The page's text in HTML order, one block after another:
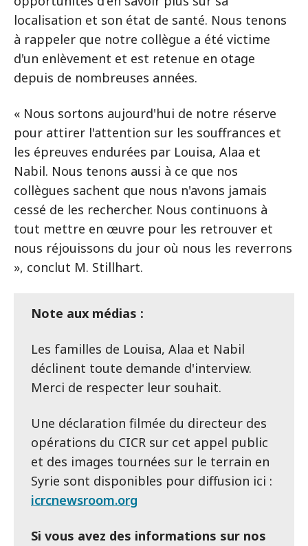
localisation et son état de santé. Nous tenons
à rappeler que notre collègue a été victime
d'un enlèvement et est retenue en otage
depuis de nombreuses années.
« Nous sortons aujourd'hui de notre réserve
pour attirer l'attention sur les souffrances et
les épreuves endurées par Louisa, Alaa et
Nabil. Nous tenons aussi à ce que nos
collègues sachent que nous n'avons jamais
cessé de les rechercher. Nous continuons à
tout mettre en œuvre pour les retrouver et
nous réjouissons du jour où nous les reverrons
», conclut M. Stillhart.
Note aux médias :
Les familles de Louisa, Alaa et Nabil
déclinent toute demande d'interview.
Merci de respecter leur souhait.
Une déclaration filmée du directeur des
opérations du CICR sur cet appel public
et des images tournées sur le terrain en
Syrie sont disponibles pour diffusion ici :
icrcnewsroom.org
Si vous avez des informations sur nos